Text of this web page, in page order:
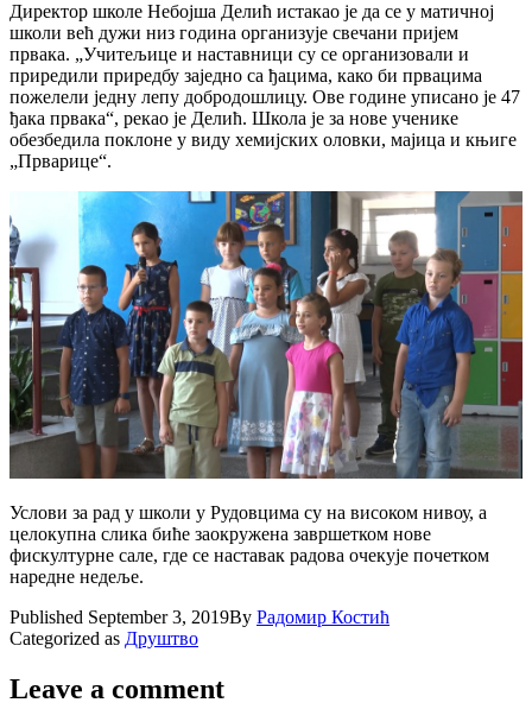
Директор школе Небојша Делић истакао је да се у матичној
школи већ дужи низ година организује свечани пријем
првака. „Учитељице и наставници су се организовали и
приредили приредбу заједно са ђацима, како би првацима
пожелели једну лепу добродошлицу. Ове године уписано је 47
ђака првака“, рекао је Делић. Школа је за нове ученике
обезбедила поклоне у виду хемијских оловки, мајица и књиге
„Прварице“.
Услови за рад у школи у Рудовцима су на високом нивоу, а
целокупна слика биће заокружена завршетком нове
фискултурне сале, где се наставак радова очекује почетком
наредне недеље.
Published September 3, 2019By Радомир Костић
Categorized as Друштво
Leave a comment